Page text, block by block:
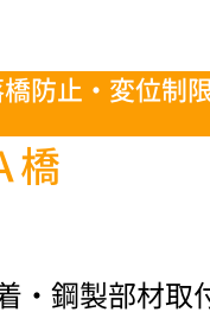
防止・変位制
橋
・鋼製部材取